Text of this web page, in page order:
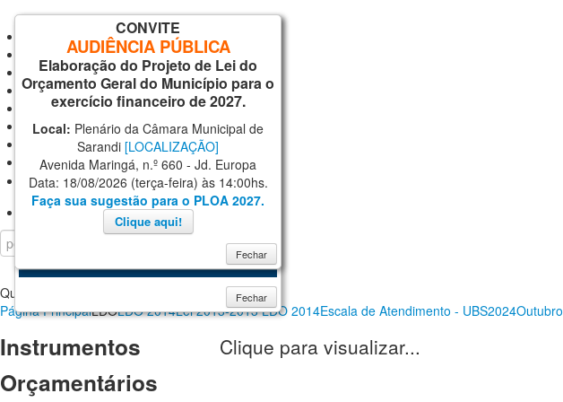
Notícias
Serviços
Secretarias
Cidade
Ouvidoria
AJUDA
Login
Quinta, 06 Agosto 2026
Página PrincipalLDOLDO 2014Lei 2013-2013 LDO 2014Escala de Atendimento - UBS2024Outubro
Clique para visualizar...
Instrumentos
Orçamentários
Fechar
CONVITE
AUDIÊNCIA PÚBLICA
Elaboração do Projeto de Lei do
Orçamento Geral do Município para o
exercício financeiro de 2027.
Local: Plenário da Câmara Municipal de
Sarandi [LOCALIZAÇÃO]
Avenida Maringá, n.º 660 - Jd. Europa
Data: 18/08/2026 (terça-feira) às 14:00hs.
Faça sua sugestão para o PLOA 2027.
Clique aqui!
Fechar